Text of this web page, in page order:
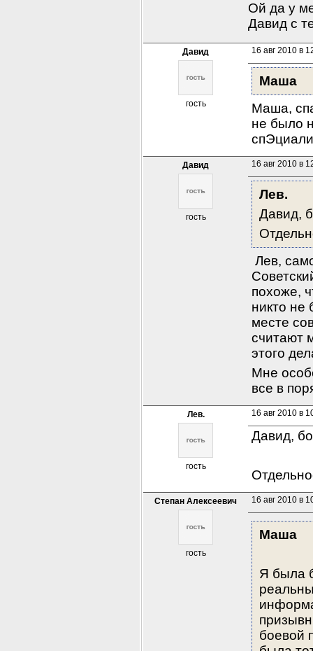
Ой да у
Давид с
Давид
гость
16 авг 2010 в
Маша
Маша,
не было
Давид
гость
16 авг 2010 в
Лев.
Давид,
Лев,
похоже,
никто не
месте
считают
этого
Мне
все в
Лев.
гость
16 авг 2010 в
Давид,
Степан Алексеевич
гость
16 авг 2010 в
Маша
Я была
боевой